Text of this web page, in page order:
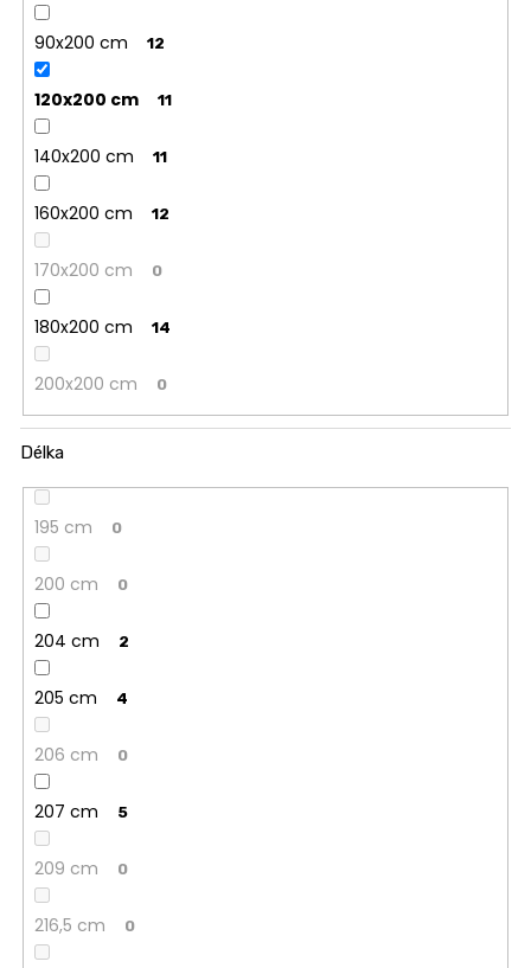
90x200 cm 12
120x200 cm 11
140x200 cm 11
160x200 cm 12
170x200 cm 0
180x200 cm 14
200x200 cm 0
Délka
195 cm 0
200 cm 0
204 cm 2
205 cm 4
206 cm 0
207 cm 5
209 cm 0
216,5 cm 0